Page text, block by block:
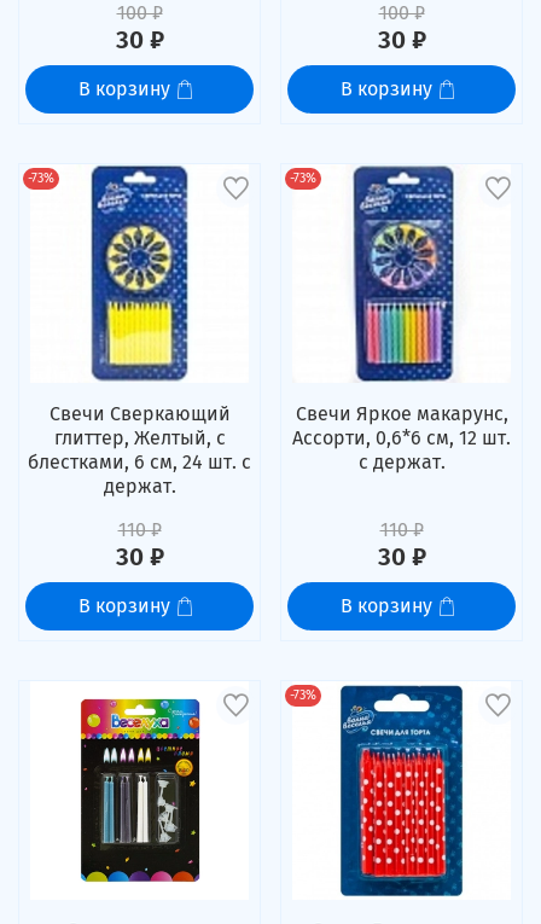
100 ₽
30 ₽
В корзину
100 ₽
30 ₽
В корзину
-73%
Свечи Сверкающий
глиттер, Желтый, с
блестками, 6 см, 24 шт. с
держат.
110 ₽
30 ₽
В корзину
-73%
Свечи Яркое макарунс,
Ассорти, 0,6*6 см, 12 шт.
с держат.
110 ₽
30 ₽
В корзину
-73%